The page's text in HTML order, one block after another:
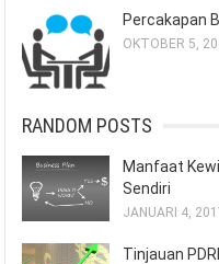
Percakapan
OKTOBER 5,
RANDOM POSTS
Manfaat
Sendiri
JANUARI 4,
Tinjauan